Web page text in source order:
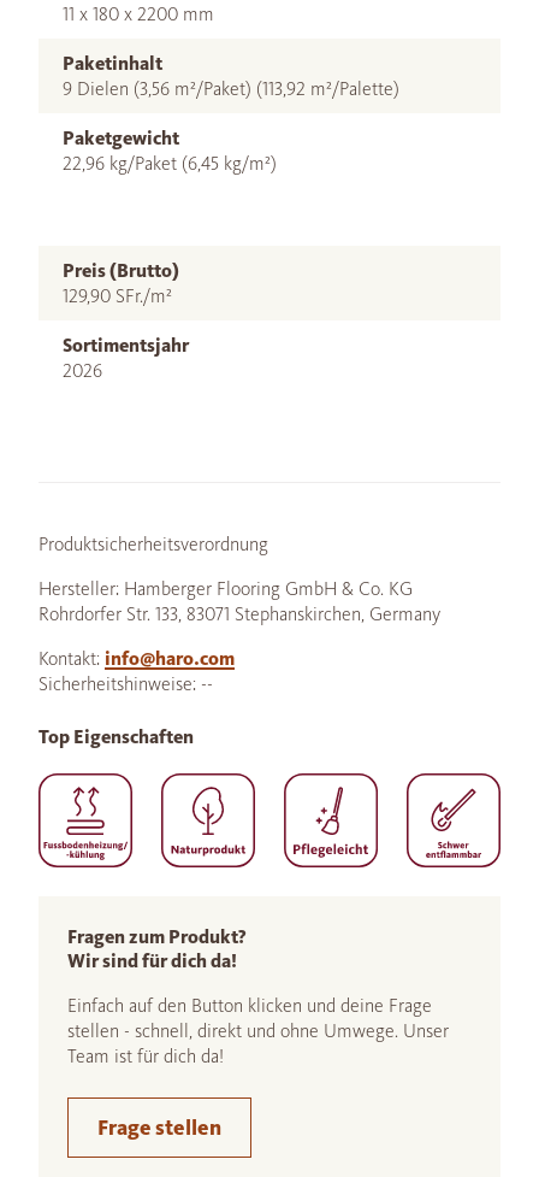
11 x 180 x 2200 mm
Paketinhalt
9 Dielen (3,56 m²/Paket) (113,92 m²/Palette)
Paketgewicht
22,96 kg/Paket (6,45 kg/m²)
Preis (Brutto)
129,90 SFr./m²
Sortimentsjahr
2026
Produktsicherheitsverordnung
Hersteller: Hamberger Flooring GmbH & Co. KG
Rohrdorfer Str. 133, 83071 Stephanskirchen, Germany
Kontakt: info@haro.com
Sicherheitshinweise: --
Fragen zum Produkt?
Wir sind für dich da!
Einfach auf den Button klicken und deine Frage
stellen - schnell, direkt und ohne Umwege. Unser
Team ist für dich da!
Frage stellen
Top Eigenschaften